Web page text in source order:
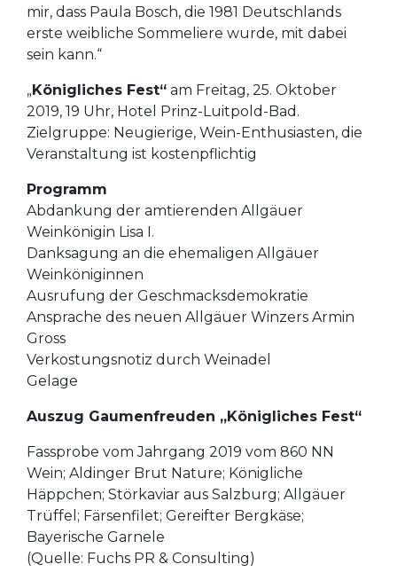
mir, dass Paula Bosch, die 1981 Deutschlands
erste weibliche Sommeliere wurde, mit dabei
sein kann.“
„Königliches Fest“ am Freitag, 25. Oktober
2019, 19 Uhr, Hotel Prinz-Luitpold-Bad.
Zielgruppe: Neugierige, Wein-Enthusiasten, die
Veranstaltung ist kostenpflichtig
Programm
Abdankung der amtierenden Allgäuer
Weinkönigin Lisa I.
Danksagung an die ehemaligen Allgäuer
Weinköniginnen
Ausrufung der Geschmacksdemokratie
Ansprache des neuen Allgäuer Winzers Armin
Gross
Verkostungsnotiz durch Weinadel
Gelage
Auszug Gaumenfreuden „Königliches Fest“
Fassprobe vom Jahrgang 2019 vom 860 NN
Wein; Aldinger Brut Nature; Königliche
Häppchen; Störkaviar aus Salzburg; Allgäuer
Trüffel; Färsenfilet; Gereifter Bergkäse;
Bayerische Garnele
(Quelle: Fuchs PR & Consulting)